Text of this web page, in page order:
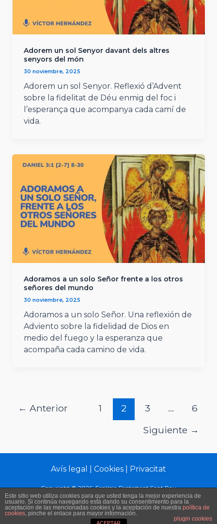
Adorem un sol Senyor davant dels altres
senyors del món
30 noviembre, 2025
Adorem un sol Senyor. Reflexió d’Advent
sobre la fidelitat de Déu enmig del foc i
l’esperança que acompanya cada camí de
vida.
Adoramos a un solo Señor frente a los otros
señores del mundo
30 noviembre, 2025
Adoramos a un solo Señor. Una reflexión de
Adviento sobre la fidelidad de Dios en
medio del fuego y la esperanza que
acompaña cada camino de vida.
← Anterior 1 2 3 …
6
Siguiente →
Avís legal Cookies Privacitat
Copyright © 2026 Església Protestant Sant Pau
Este sitio web utiliza cookies para que usted tenga la mejor experiencia de
usuario. Si continúa navegando está dando su consentimiento para la
aceptación de las mencionadas cookies y la aceptación de nuestra política de
cookies, pinche el enlace para mayor información.
plugin cookies